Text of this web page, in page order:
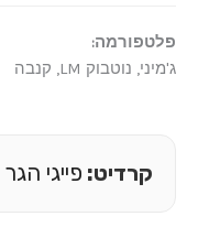
פלטפורמה:
ג'מיני, נוטבוק LM, קנבה
קרדיט: פייגי הגר